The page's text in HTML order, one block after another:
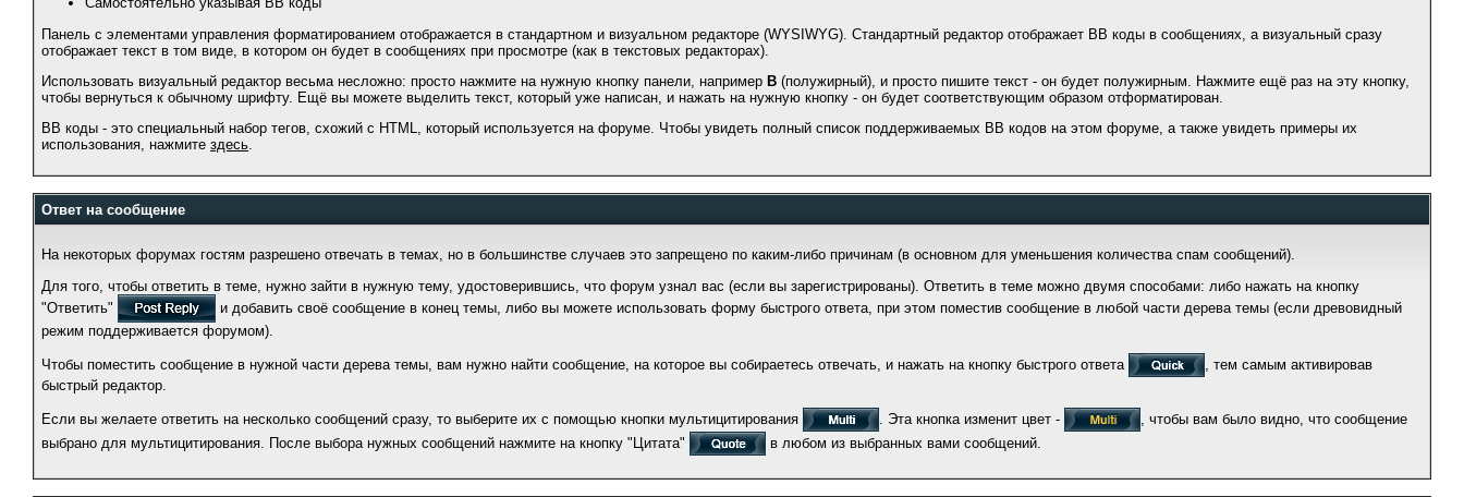
Панель с элементами управления форматированием отображается в стандартном и визуальном редакторе (WYSIWYG). Стандартный редактор отображает BB коды в сообщениях, а визуальный сразу
отображает текст в том виде, в котором он будет в сообщениях при просмотре (как в текстовых редакторах).
Использовать визуальный редактор весьма несложно: просто нажмите на нужную кнопку панели, например B (полужирный), и просто пишите текст - он будет полужирным. Нажмите ещё раз на эту кнопку,
чтобы вернуться к обычному шрифту. Ещё вы можете выделить текст, который уже написан, и нажать на нужную кнопку - он будет соответствующим образом отформатирован.
BB коды - это специальный набор тегов, схожий с HTML, который используется на форуме. Чтобы увидеть полный список поддерживаемых BB кодов на этом форуме, а также увидеть примеры их
использования, нажмите здесь.
Ответ на сообщение
На некоторых форумах гостям разрешено отвечать в темах, но в большинстве случаев это запрещено по каким-либо причинам (в основном для уменьшения количества спам сообщений).
Для того, чтобы ответить в теме, нужно зайти в нужную тему, удостоверившись, что форум узнал вас (если вы зарегистрированы). Ответить в теме можно двумя способами: либо нажать на кнопку
"Ответить"
и добавить своё сообщение в конец темы, либо вы можете использовать форму быстрого ответа, при этом поместив сообщение в любой части дерева темы (если древовидный
режим поддерживается форумом).
Чтобы поместить сообщение в нужной части дерева темы, вам нужно найти сообщение, на которое вы собираетесь отвечать, и нажать на кнопку быстрого ответа
, тем самым активировав
быстрый редактор.
Если вы желаете ответить на несколько сообщений сразу, то выберите их с помощью кнопки мультицитирования . Эта кнопка изменит цвет -
, чтобы вам было видно, что сообщение
выбрано для мультицитирования. После выбора нужных сообщений нажмите на кнопку "Цитата"
в любом из выбранных вами сообщений.